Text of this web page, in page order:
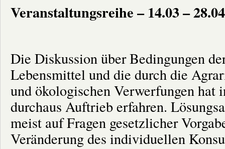
Veranstaltungsreihe – 14.03 –
Die Diskussion über Bedingungen
Lebensmittel und die durch die
und ökologischen Verwerfungen hat
durchaus Auftrieb erfahren.
meist auf Fragen gesetzlicher
Veränderung des individuellen